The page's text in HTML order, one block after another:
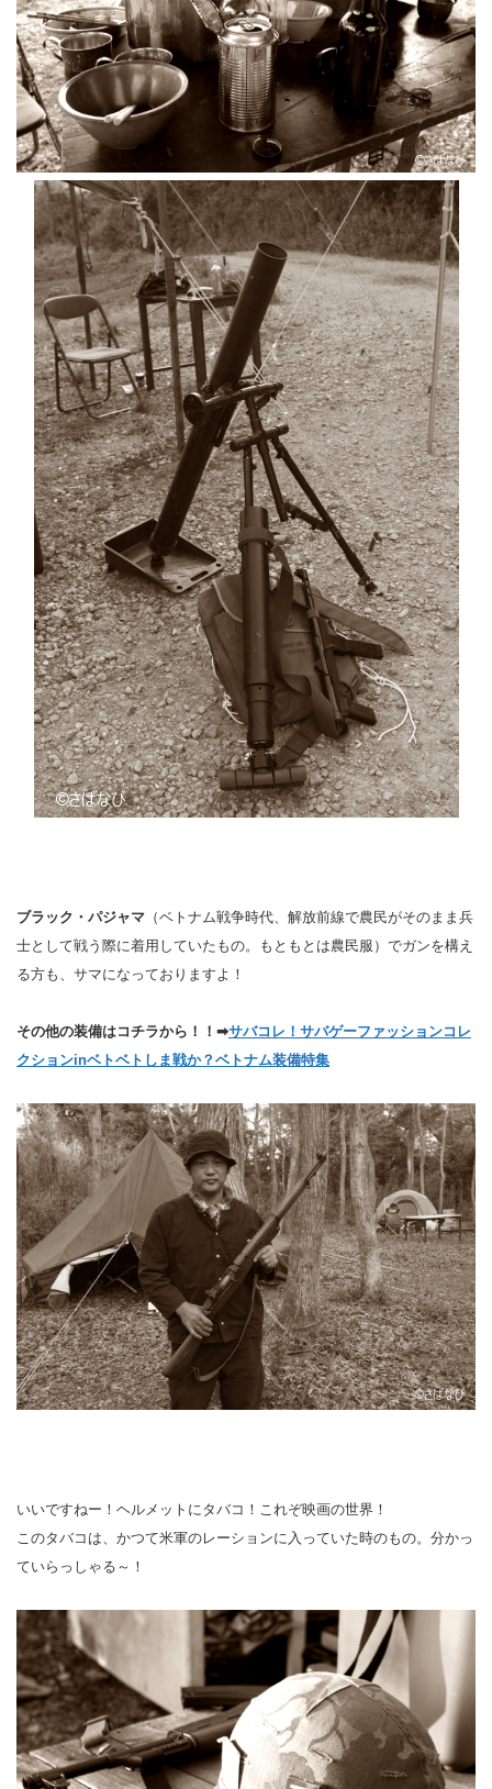
ブラック・パジャマ （ベトナム戦争時代、解放前線で農民がそのまま兵
士として戦う際に着用していたもの。もともとは農民服）でガンを構え
る方も、サマになっておりますよ！
その他の装備はコチラから！！➡サバコレ！サバゲーファッションコレ
クションinベトベトしま戦か？ベトナム装備特集
いいですねー！ヘルメットにタバコ！これぞ映画の世界！
このタバコは、かつて米軍のレーションに入っていた時のもの。分かっ
ていらっしゃる～！